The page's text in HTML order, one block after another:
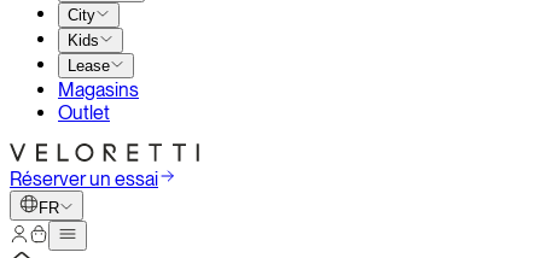
City
Kids
Lease
Magasins
Outlet
Réserver un essai
FR